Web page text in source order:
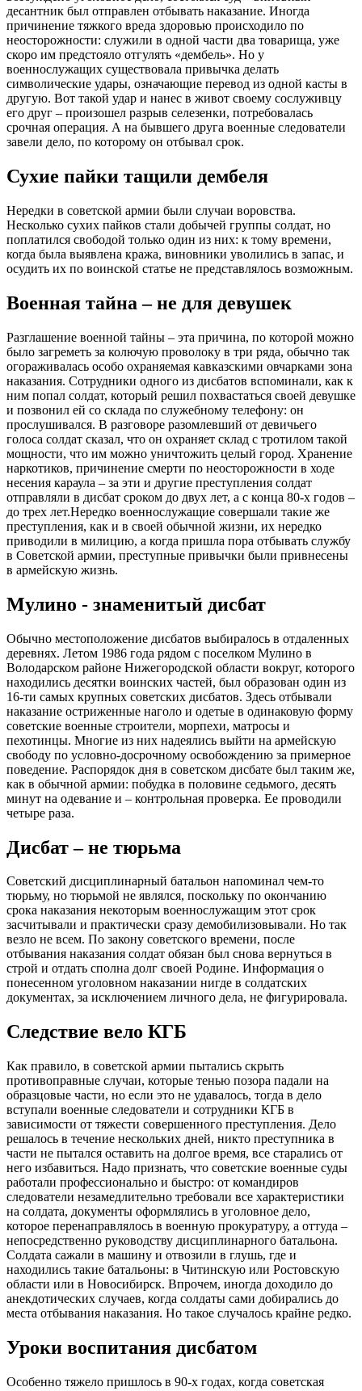
десантник был отправлен отбывать наказание. Иногда
причинение тяжкого вреда здоровью происходило по
неосторожности: служили в одной части два товарища, уже
скоро им предстояло отгулять «дембель». Но у
военнослужащих существовала привычка делать
символические удары, означающие перевод из одной касты в
другую. Вот такой удар и нанес в живот своему сослуживцу
его друг – произошел разрыв селезенки, потребовалась
срочная операция. А на бывшего друга военные следователи
завели дело, по которому он отбывал срок.
Сухие пайки тащили дембеля
Нередки в советской армии были случаи воровства.
Несколько сухих пайков стали добычей группы солдат, но
поплатился свободой только один из них: к тому времени,
когда была выявлена кража, виновники уволились в запас, и
осудить их по воинской статье не представлялось возможным.
Военная тайна – не для девушек
Разглашение военной тайны – эта причина, по которой можно
было загреметь за колючую проволоку в три ряда, обычно так
огораживалась особо охраняемая кавказскими овчарками зона
наказания. Сотрудники одного из дисбатов вспоминали, как к
ним попал солдат, который решил похвастаться своей девушке
и позвонил ей со склада по служебному телефону: он
прослушивался. В разговоре разомлевший от девичьего
голоса солдат сказал, что он охраняет склад с тротилом такой
мощности, что им можно уничтожить целый город. Хранение
наркотиков, причинение смерти по неосторожности в ходе
несения караула – за эти и другие преступления солдат
отправляли в дисбат сроком до двух лет, а с конца 80-х годов –
до трех лет.Нередко военнослужащие совершали такие же
преступления, как и в своей обычной жизни, их нередко
приводили в милицию, а когда пришла пора отбывать службу
в Советской армии, преступные привычки были привнесены
в армейскую жизнь.
Мулино - знаменитый дисбат
Обычно местоположение дисбатов выбиралось в отдаленных
деревнях. Летом 1986 года рядом с поселком Мулино в
Володарском районе Нижегородской области вокруг, которого
находились десятки воинских частей, был образован один из
16-ти самых крупных советских дисбатов. Здесь отбывали
наказание остриженные наголо и одетые в одинаковую форму
советские военные строители, морпехи, матросы и
пехотинцы. Многие из них надеялись выйти на армейскую
свободу по условно-досрочному освобождению за примерное
поведение. Распорядок дня в советском дисбате был таким же,
как в обычной армии: побудка в половине седьмого, десять
минут на одевание и – контрольная проверка. Ее проводили
четыре раза.
Дисбат – не тюрьма
Советский дисциплинарный батальон напоминал чем-то
тюрьму, но тюрьмой не являлся, поскольку по окончанию
срока наказания некоторым военнослужащим этот срок
засчитывали и практически сразу демобилизовывали. Но так
везло не всем. По закону советского времени, после
отбывания наказания солдат обязан был снова вернуться в
строй и отдать сполна долг своей Родине. Информация о
понесенном уголовном наказании нигде в солдатских
документах, за исключением личного дела, не фигурировала.
Следствие вело КГБ
Как правило, в советской армии пытались скрыть
противоправные случаи, которые тенью позора падали на
образцовые части, но если это не удавалось, тогда в дело
вступали военные следователи и сотрудники КГБ в
зависимости от тяжести совершенного преступления. Дело
решалось в течение нескольких дней, никто преступника в
части не пытался оставить на долгое время, все старались от
него избавиться. Надо признать, что советские военные суды
работали профессионально и быстро: от командиров
следователи незамедлительно требовали все характеристики
на солдата, документы оформлялись в уголовное дело,
которое перенаправлялось в военную прокуратуру, а оттуда –
непосредственно руководству дисциплинарного батальона.
Солдата сажали в машину и отвозили в глушь, где и
находились такие батальоны: в Читинскую или Ростовскую
области или в Новосибирск. Впрочем, иногда доходило до
анекдотических случаев, когда солдаты сами добирались до
места отбывания наказания. Но такое случалось крайне редко.
Уроки воспитания дисбатом
Особенно тяжело пришлось в 90-х годах, когда советская